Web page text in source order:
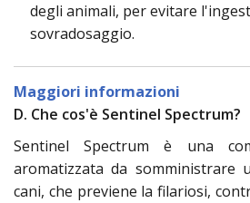
degli animali, per evitare
sovradosaggio.
Maggiori informazioni
D. Che cos'è Sentinel Spectrum?
Sentinel Spectrum è una
aromatizzata da somministrare
cani, che previene la filariosi,